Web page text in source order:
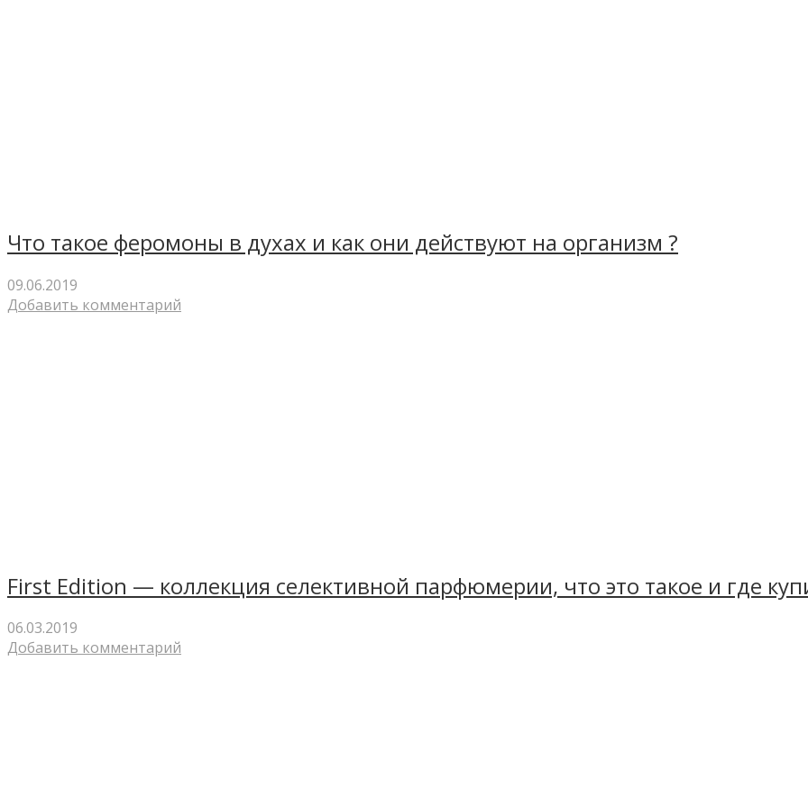
Что такое феромоны в духах и как они действуют на организм ?
09.06.2019
Добавить комментарий
First Edition — коллекция селективной парфюмерии, что это такое и где
06.03.2019
Добавить комментарий